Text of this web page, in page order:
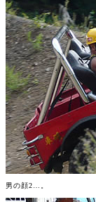
男の顔2…。